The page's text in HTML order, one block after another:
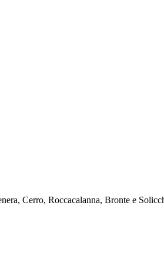
Cerro, Roccacalanna, Bronte e